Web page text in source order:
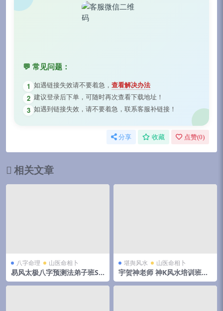
💬 常见问题：
1 如遇链接失效请不要着急， 查看解决办法
2 建议登录后下单，可随时再次查看下载地址！
3 如遇到链接失效，请不要着急，联系客服补链接！
分享 收藏 点赞(0)
相关文章
八字命理 山医命相卜
易风太极八字预测法弟子班SP
课程10集+文档
堪舆风水 山医命相卜
宇贺神老师 神K风水培训班原
价5万块钱（400页）